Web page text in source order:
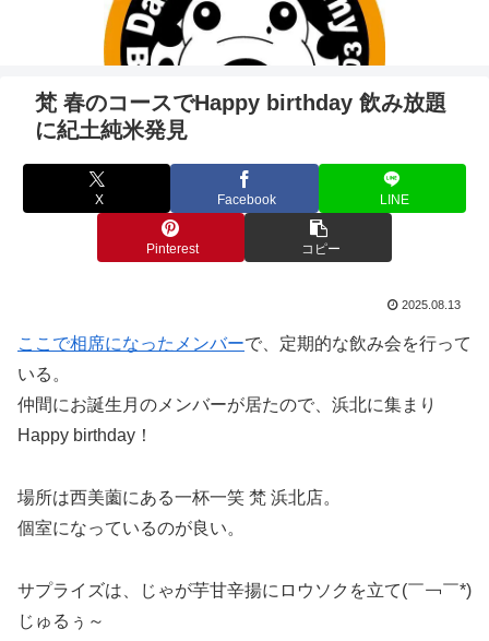
梵 春のコースでHappy birthday 飲み放題
に紀土純米発見
X Facebook LINE
Pinterest コピー
2025.08.13
ここで相席になったメンバーで、定期的な飲み会を行って
いる。
仲間にお誕生月のメンバーが居たので、浜北に集まり
Happy birthday！
場所は西美薗にある一杯一笑 梵 浜北店。
個室になっているのが良い。
サプライズは、じゃが芋甘辛揚にロウソクを立て(￣￢￣*)
じゅるぅ～